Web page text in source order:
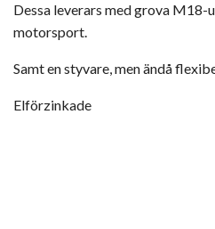
Dessa leverars med grova M18-
motorsport.
Samt en styvare, men ändå
Elförzinkade